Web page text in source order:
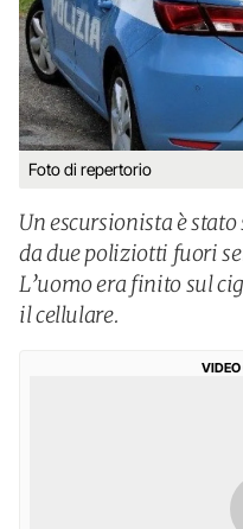
Foto di repertorio
Un escursionista è stato
da due poliziotti fuori
L’uomo era finito sul
il cellulare.